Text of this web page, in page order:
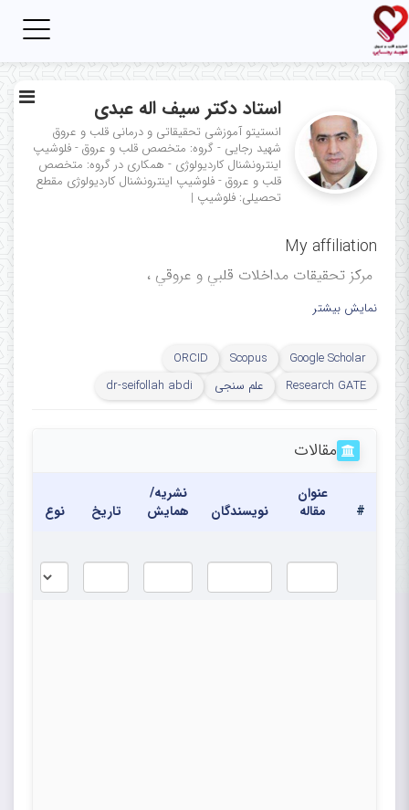
استاد دکتر سیف اله عبدی
انستیتو آموزشی تحقیقاتی و درمانی قلب و عروق
شهید رجایی - گروه: متخصص قلب و عروق - فلوشیپ
اینترونشنال کاردیولوژی - همکاری در گروه: متخصص
قلب و عروق - فلوشیپ اینترونشنال کاردیولوژی مقطع
تحصیلی: فلوشیپ |
My affiliation
ﻣﺮﻛﺰ ﺗﺤﻘﯿﻘﺎت ﻣﺪاﺧﻼت ﻗﻠﺒﻲ و ﻋﺮوﻗﻲ ،
مرکز آموزشی، تحقیقاتی و درمانی
علوم پزشکی ایران، تهران، ایران
Cardiovascular Intervention
Cardiovascular Medical and
Research Center,
نمایش بیشتر
Google Scholar
Scopus
ORCID
Research GATE
علم سنجی dr-seifollah abdi
مقالات
#
عنوان
مقاله
نویسندگان
نشریه/
همایش
تاریخ نوع